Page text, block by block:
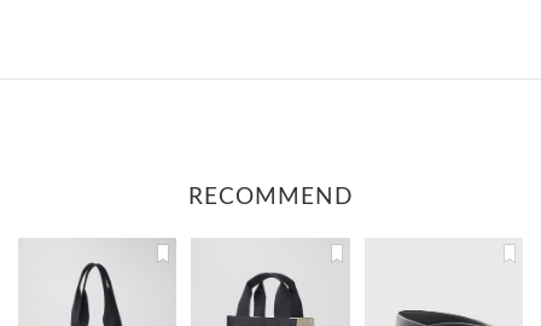
RECOMMEND